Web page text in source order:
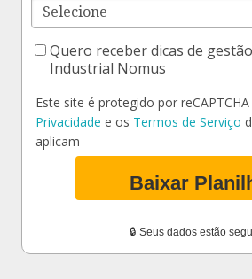
Quero receber dicas de
Industrial Nomus
Este site é protegido por reCAPTCHA
Privacidade e os Termos de Serviço
aplicam
Baixar
🔒 Seus dados estão